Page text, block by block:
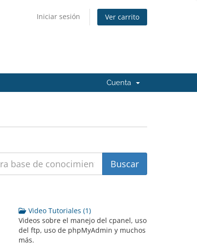
Iniciar sesión Ver carrito
Cuenta
Video Tutoriales (1)
Videos sobre el manejo del cpanel, uso
del ftp, uso de phpMyAdmin y muchos
más.